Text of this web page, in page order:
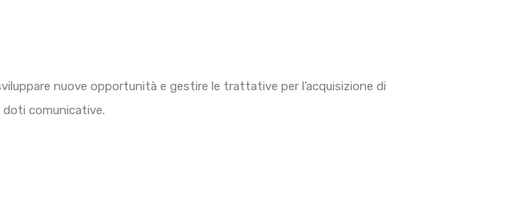
nuove opportunità e gestire le trattative per l’acquisizione di
comunicative.